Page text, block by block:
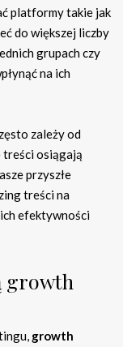
platformy takie jak
do większej liczby
grupach czy
na ich
zależy od
treści osiągają
przyszłe
treści na
efektywności
growth
growth